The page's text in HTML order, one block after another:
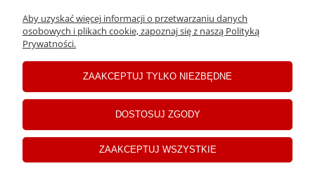
Copyrights ©2024 Drogerie Jawa
Sklep internetowy Shoper Premium
Aby uzyskać więcej informacji o przetwarzaniu danych
osobowych i plikach cookie, zapoznaj się z naszą Polityką
Prywatności.
ZAAKCEPTUJ TYLKO NIEZBĘDNE
DOSTOSUJ ZGODY
ZAAKCEPTUJ WSZYSTKIE